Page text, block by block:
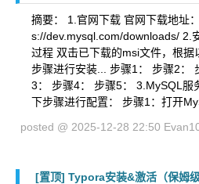
摘要： 1.官网下载 官网下载地址
s://dev.mysql.com/downloads/ 2.
过程 双击已下载的msi文件，根据
步骤进行安装... 步骤1： 步骤2：
3： 步骤4： 步骤5： 3.MySQL服
下步骤进行配置： 步骤1：打开
posted @ 2025-12-28 22:50
[置顶] Typora安装&激活（保姆级